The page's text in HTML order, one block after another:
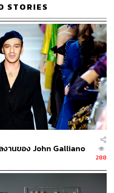
ว 2 คน โดยพ่อมีอาชีพเป็น
เป็นสาวสังคมรักในการแต่ง
รที่เขาคลุกคลีกับแม่อยู่ตลอด
ก โชคไม่ดีนักที่โรงเรียนเขา
กถูกแกล้งเสมอ อย่างไร
มหลงใหลของเขาได้ เขามัก
าและจัดแฟชั่นโชว์ให้น้องสาว
นาฝีมือไปเรื่อยๆ จากชุดตุ๊กตา
งเขาเอง เมื่อเห็นฝีมือลูก
ลักดันเขาด้วยการแนะนำ
าร Vogue ฝรั่งเศส ซึ่งเป็น
แนะนำให้เขาย้ายไปปารีส
เรียนจบเขาสามารถคว้า
เวที International Wool
ดีไซเนอร์อีกคนชนะ
วกัน
STORIES
านของ John Galliano
288